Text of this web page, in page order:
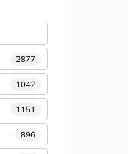
2877
1042
1151
896